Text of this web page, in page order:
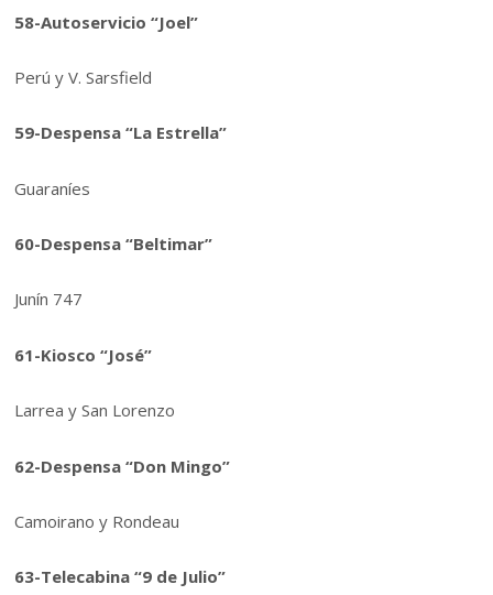
58-Autoservicio “Joel”
Perú y V. Sarsfield
59-Despensa “La Estrella”
Guaraníes
60-Despensa “Beltimar”
Junín 747
61-Kiosco “José”
Larrea y San Lorenzo
62-Despensa “Don Mingo”
Camoirano y Rondeau
63-Telecabina “9 de Julio”